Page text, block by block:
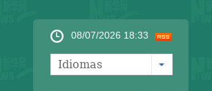
08/07/2026 18:33
Idiomas